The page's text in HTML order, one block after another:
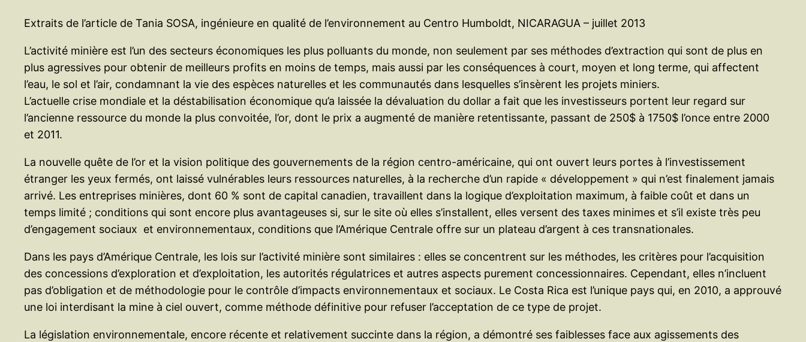
Extraits de l’article de Tania SOSA, ingénieure en qualité de l’environnement au Centro Humboldt, NICARAGUA – juillet 2013
L’activité minière est l’un des secteurs économiques les plus polluants du monde, non seulement par ses méthodes d’extraction qui sont de plus en
plus agressives pour obtenir de meilleurs profits en moins de temps, mais aussi par les conséquences à court, moyen et long terme, qui affectent
l’eau, le sol et l’air, condamnant la vie des espèces naturelles et les communautés dans lesquelles s’insèrent les projets miniers.
L’actuelle crise mondiale et la déstabilisation économique qu’a laissée la dévaluation du dollar a fait que les investisseurs portent leur regard sur
l’ancienne ressource du monde la plus convoitée, l’or, dont le prix a augmenté de manière retentissante, passant de 250$ à 1750$ l’once entre 2000
et 2011.
La nouvelle quête de l’or et la vision politique des gouvernements de la région centro-américaine, qui ont ouvert leurs portes à l’investissement
étranger les yeux fermés, ont laissé vulnérables leurs ressources naturelles, à la recherche d’un rapide « développement » qui n’est finalement jamais
arrivé. Les entreprises minières, dont 60 % sont de capital canadien, travaillent dans la logique d’exploitation maximum, à faible coût et dans un
temps limité ; conditions qui sont encore plus avantageuses si, sur le site où elles s’installent, elles versent des taxes minimes et s’il existe très peu
d’engagement sociaux et environnementaux, conditions que l’Amérique Centrale offre sur un plateau d’argent à ces transnationales.
Dans les pays d’Amérique Centrale, les lois sur l’activité minière sont similaires : elles se concentrent sur les méthodes, les critères pour l’acquisition
des concessions d’exploration et d’exploitation, les autorités régulatrices et autres aspects purement concessionnaires. Cependant, elles n’incluent
pas d’obligation et de méthodologie pour le contrôle d’impacts environnementaux et sociaux. Le Costa Rica est l’unique pays qui, en 2010, a approuvé
une loi interdisant la mine à ciel ouvert, comme méthode définitive pour refuser l’acceptation de ce type de projet.
La législation environnementale, encore récente et relativement succinte dans la région, a démontré ses faiblesses face aux agissements des